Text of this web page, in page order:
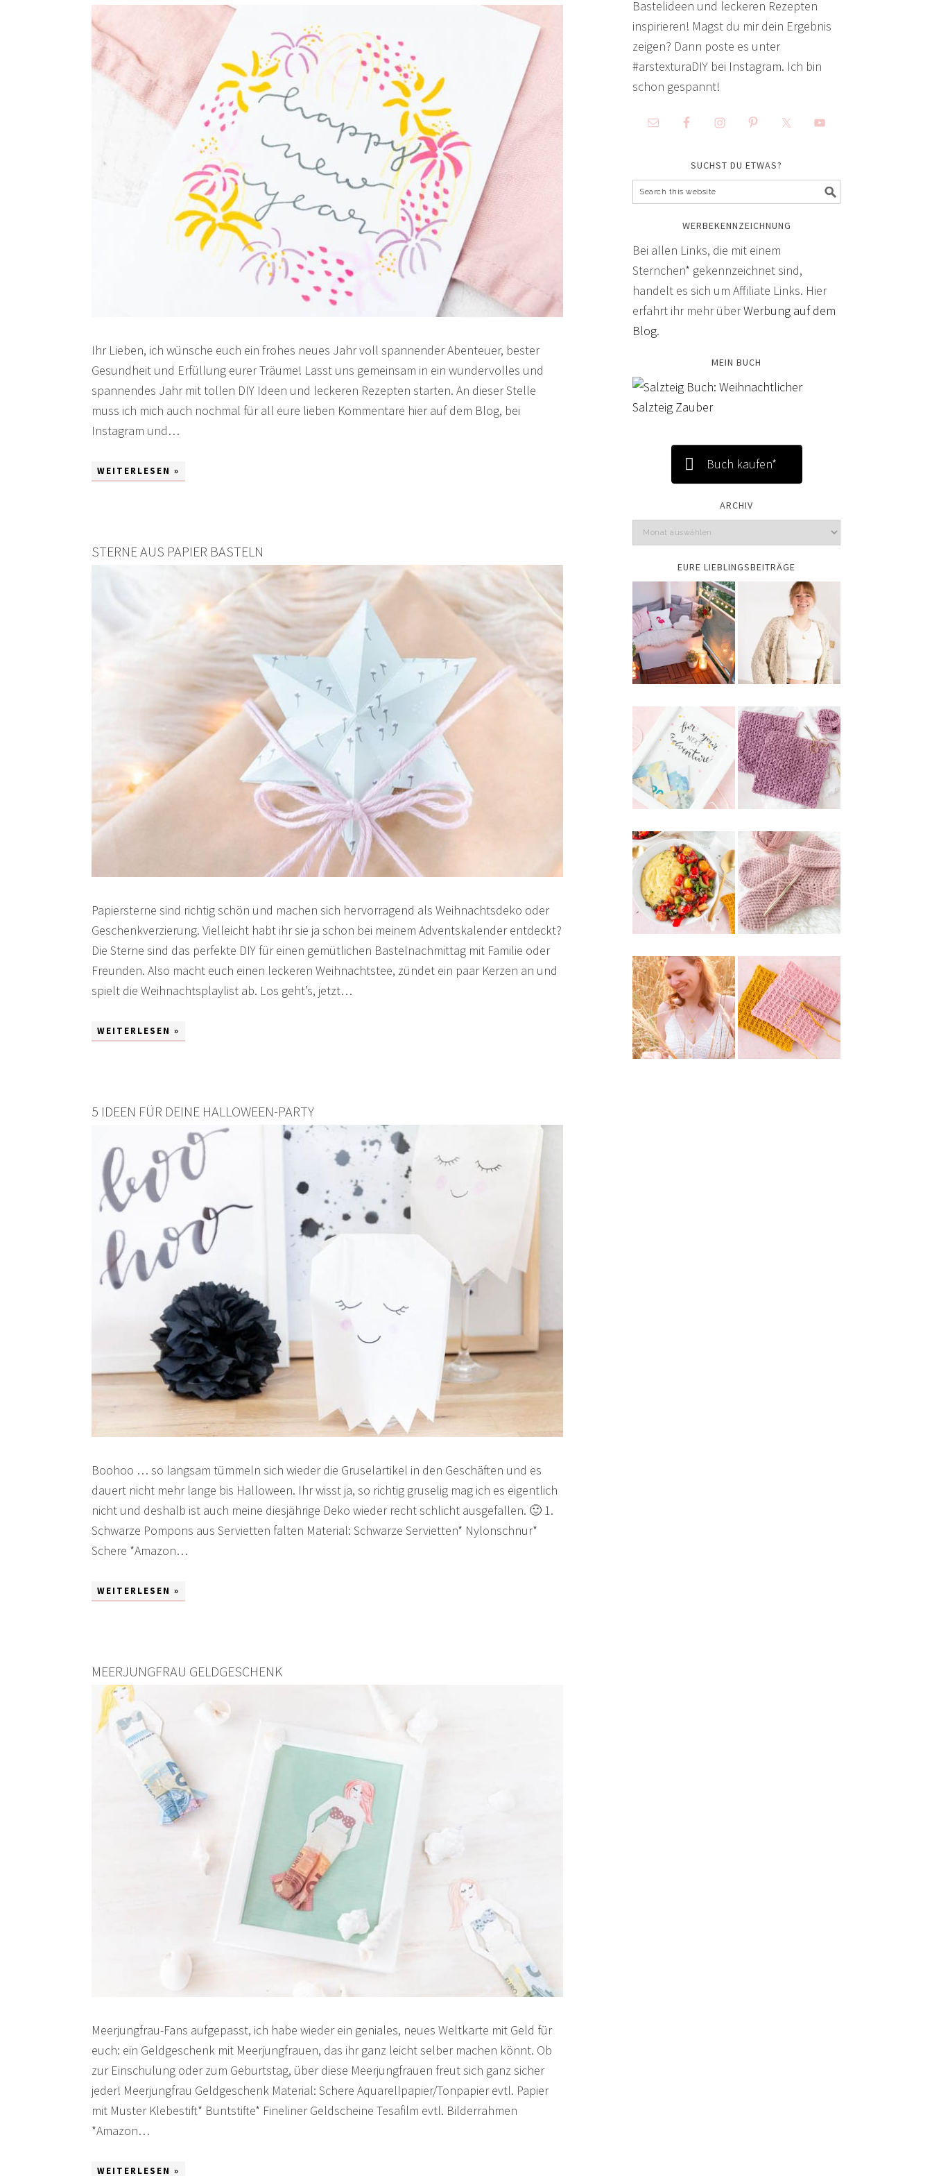
Ihr Lieben, ich wünsche euch ein frohes neues Jahr voll spannender Abenteuer, bester
Gesundheit und Erfüllung eurer Träume! Lasst uns gemeinsam in ein wundervolles und
spannendes Jahr mit tollen DIY Ideen und leckeren Rezepten starten. An dieser Stelle
muss ich mich auch nochmal für all eure lieben Kommentare hier auf dem Blog, bei
Instagram und…
WEITERLESEN »
STERNE AUS PAPIER BASTELN
Papiersterne sind richtig schön und machen sich hervorragend als Weihnachtsdeko oder
Geschenkverzierung. Vielleicht habt ihr sie ja schon bei meinem Adventskalender entdeckt?
Die Sterne sind das perfekte DIY für einen gemütlichen Bastelnachmittag mit Familie oder
Freunden. Also macht euch einen leckeren Weihnachtstee, zündet ein paar Kerzen an und
spielt die Weihnachtsplaylist ab. Los geht’s, jetzt…
WEITERLESEN »
5 IDEEN FÜR DEINE HALLOWEEN-PARTY
Boohoo … so langsam tümmeln sich wieder die Gruselartikel in den Geschäften und es
dauert nicht mehr lange bis Halloween. Ihr wisst ja, so richtig gruselig mag ich es eigentlich
nicht und deshalb ist auch meine diesjährige Deko wieder recht schlicht ausgefallen. 🙂 1.
Schwarze Pompons aus Servietten falten Material: Schwarze Servietten* Nylonschnur*
Schere *Amazon…
WEITERLESEN »
MEERJUNGFRAU GELDGESCHENK
Meerjungfrau-Fans aufgepasst, ich habe wieder ein geniales, neues Weltkarte mit Geld für
euch: ein Geldgeschenk mit Meerjungfrauen, das ihr ganz leicht selber machen könnt. Ob
zur Einschulung oder zum Geburtstag, über diese Meerjungfrauen freut sich ganz sicher
jeder! Meerjungfrau Geldgeschenk Material: Schere Aquarellpapier/Tonpapier evtl. Papier
mit Muster Klebestift* Buntstifte* Fineliner Geldscheine Tesafilm evtl. Bilderrahmen
*Amazon…
WEITERLESEN »
Bastelideen und leckeren Rezepten
inspirieren! Magst du mir dein Ergebnis
zeigen? Dann poste es unter
#arstexturaDIY bei Instagram. Ich bin
schon gespannt!
SUCHST DU ETWAS?
WERBEKENNZEICHNUNG
Bei allen Links, die mit einem
Sternchen* gekennzeichnet sind,
handelt es sich um Affiliate Links. Hier
erfahrt ihr mehr überWerbung auf dem
Blog.
MEIN BUCH
Buch kaufen*
ARCHIV
EURE LIEBLINGSBEITRÄGE